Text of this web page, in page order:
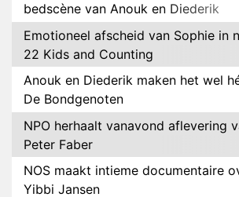
bedscène van Anouk en Diederik
Emotioneel afscheid van Sophie in
22 Kids and Counting
Anouk en Diederik maken het wel
De Bondgenoten
NPO herhaalt vanavond aflevering
Peter Faber
NOS maakt intieme documentaire
Yibbi Jansen